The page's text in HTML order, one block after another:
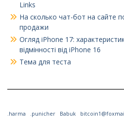
Links
На сколько чат-бот на сайте
продажи
Огляд iPhone 17:
відмінності від iPhone 16
Тема для теста
.harma .punicher Babuk